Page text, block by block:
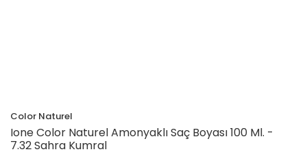
Color Naturel
Ione Color Naturel Amonyaklı Saç Boyası 100 Ml. -
7.32 Sahra Kumral